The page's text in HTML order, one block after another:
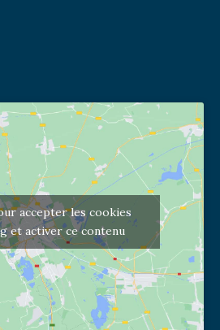
accepter les cookies
et activer ce contenu